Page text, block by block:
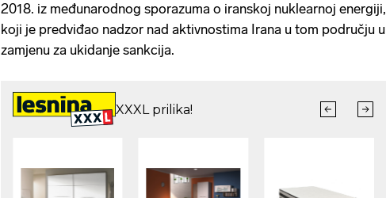
2018. iz međunarodnog sporazuma o iranskoj nuklearnoj energiji,
koji je predviđao nadzor nad aktivnostima Irana u tom području u
zamjenu za ukidanje sankcija.